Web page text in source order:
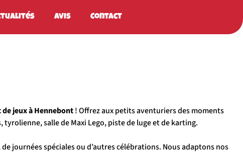
Avis Contact
de jeux à Hennebont! Offrez aux petits aventuriers des moments
salle de Maxi Lego, piste de luge et de karting.
journées spéciales ou d’autres célébrations. Nous adaptons nos